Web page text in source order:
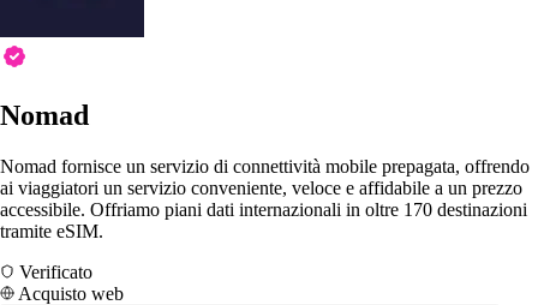
Nomad
Nomad fornisce un servizio di connettività mobile prepagata, offrendo
ai viaggiatori un servizio conveniente, veloce e affidabile a un prezzo
accessibile. Offriamo piani dati internazionali in oltre 170 destinazioni
tramite eSIM.
Verificato
Acquisto web